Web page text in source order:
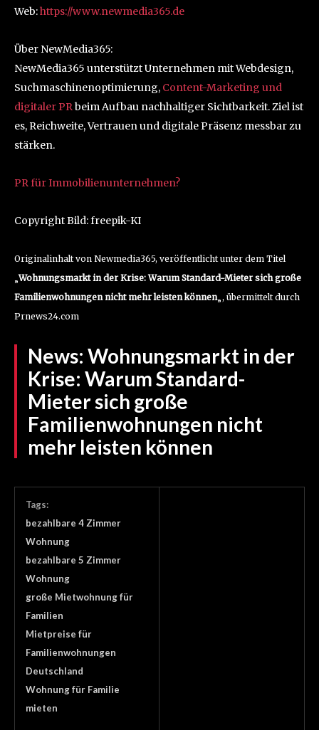
Web:https://www.newmedia365.de
Über NewMedia365:
NewMedia365 unterstützt Unternehmen mit Webdesign,
Suchmaschinenoptimierung, Content-Marketing und
digitaler PRbeim Aufbau nachhaltiger Sichtbarkeit. Ziel ist
es, Reichweite, Vertrauen und digitale Präsenz messbar zu
stärken.
PR für Immobilienunternehmen?
Copyright Bild: freepik-KI
Originalinhalt von Newmedia365, veröffentlicht unter dem Titel
„Wohnungsmarkt in der Krise: Warum Standard-Mieter sich große
Familienwohnungen nicht mehr leisten können„, übermittelt durch
Prnews24.com
News: Wohnungsmarkt in der
Krise: Warum Standard-
Mieter sich große
Familienwohnungen nicht
mehr leisten können
Tags:
bezahlbare 4 Zimmer
Wohnung
bezahlbare 5 Zimmer
Wohnung
große Mietwohnung für
Familien
Mietpreise für
Familienwohnungen
Deutschland
Wohnung für Familie
mieten